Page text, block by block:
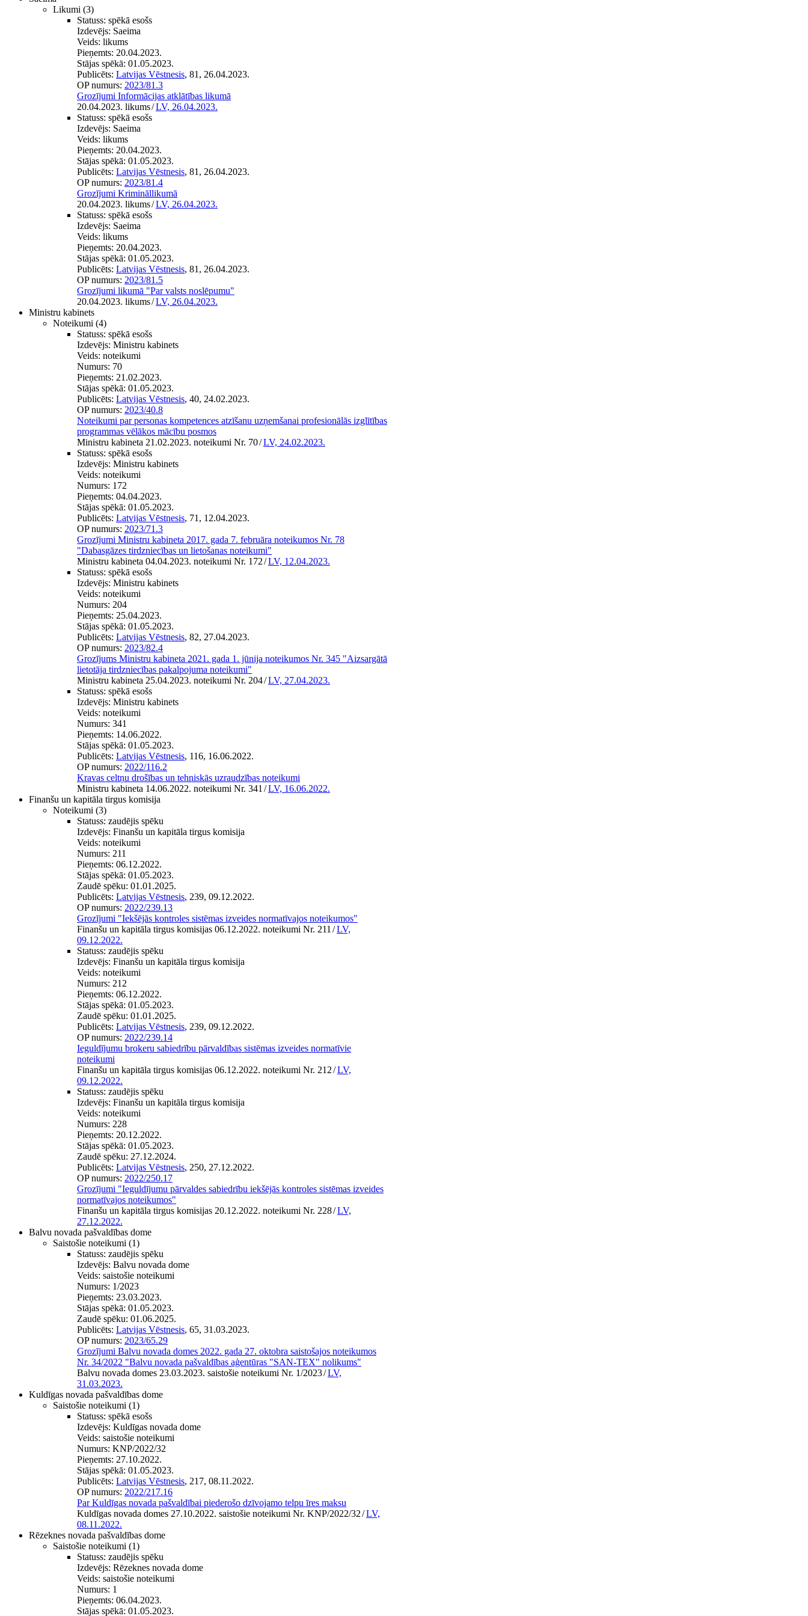
Likumi (3)
Statuss: spēkā esošs
Izdevējs: Saeima
Veids: likums
Pieņemts: 20.04.2023.
Stājas spēkā: 01.05.2023.
Publicēts: Latvijas Vēstnesis, 81, 26.04.2023.
OP numurs: 2023/81.3
Grozījumi Informācijas atklātības likumā
20.04.2023. likums/LV, 26.04.2023.
Statuss: spēkā esošs
Izdevējs: Saeima
Veids: likums
Pieņemts: 20.04.2023.
Stājas spēkā: 01.05.2023.
Publicēts: Latvijas Vēstnesis, 81, 26.04.2023.
OP numurs: 2023/81.4
Grozījumi Krimināllikumā
20.04.2023. likums/LV, 26.04.2023.
Statuss: spēkā esošs
Izdevējs: Saeima
Veids: likums
Pieņemts: 20.04.2023.
Stājas spēkā: 01.05.2023.
Publicēts: Latvijas Vēstnesis, 81, 26.04.2023.
OP numurs: 2023/81.5
Grozījumi likumā "Par valsts noslēpumu"
20.04.2023. likums/LV, 26.04.2023.
Ministru kabinets
Noteikumi (4)
Statuss: spēkā esošs
Izdevējs: Ministru kabinets
Veids: noteikumi
Numurs: 70
Pieņemts: 21.02.2023.
Stājas spēkā: 01.05.2023.
Publicēts: Latvijas Vēstnesis, 40, 24.02.2023.
OP numurs: 2023/40.8
Noteikumi par personas kompetences atzīšanu uzņemšanai profesionālās izglītības
programmas vēlākos mācību posmos
Ministru kabineta 21.02.2023. noteikumi Nr. 70/LV, 24.02.2023.
Statuss: spēkā esošs
Izdevējs: Ministru kabinets
Veids: noteikumi
Numurs: 172
Pieņemts: 04.04.2023.
Stājas spēkā: 01.05.2023.
Publicēts: Latvijas Vēstnesis, 71, 12.04.2023.
OP numurs: 2023/71.3
Grozījumi Ministru kabineta 2017. gada 7. februāra noteikumos Nr. 78
"Dabasgāzes tirdzniecības un lietošanas noteikumi"
Ministru kabineta 04.04.2023. noteikumi Nr. 172/LV, 12.04.2023.
Statuss: spēkā esošs
Izdevējs: Ministru kabinets
Veids: noteikumi
Numurs: 204
Pieņemts: 25.04.2023.
Stājas spēkā: 01.05.2023.
Publicēts: Latvijas Vēstnesis, 82, 27.04.2023.
OP numurs: 2023/82.4
Grozījums Ministru kabineta 2021. gada 1. jūnija noteikumos Nr. 345 "Aizsargātā
lietotāja tirdzniecības pakalpojuma noteikumi"
Ministru kabineta 25.04.2023. noteikumi Nr. 204/LV, 27.04.2023.
Statuss: spēkā esošs
Izdevējs: Ministru kabinets
Veids: noteikumi
Numurs: 341
Pieņemts: 14.06.2022.
Stājas spēkā: 01.05.2023.
Publicēts: Latvijas Vēstnesis, 116, 16.06.2022.
OP numurs: 2022/116.2
Kravas celtņu drošības un tehniskās uzraudzības noteikumi
Ministru kabineta 14.06.2022. noteikumi Nr. 341 /LV, 16.06.2022.
Finanšu un kapitāla tirgus komisija
Noteikumi (3)
Statuss: zaudējis spēku
Izdevējs: Finanšu un kapitāla tirgus komisija
Veids: noteikumi
Numurs: 211
Pieņemts: 06.12.2022.
Stājas spēkā: 01.05.2023.
Zaudē spēku: 01.01.2025.
Publicēts: Latvijas Vēstnesis, 239, 09.12.2022.
OP numurs: 2022/239.13
Grozījumi "Iekšējās kontroles sistēmas izveides normatīvajos noteikumos"
Finanšu un kapitāla tirgus komisijas 06.12.2022. noteikumi Nr. 211 /LV,
09.12.2022.
Statuss: zaudējis spēku
Izdevējs: Finanšu un kapitāla tirgus komisija
Veids: noteikumi
Numurs: 212
Pieņemts: 06.12.2022.
Stājas spēkā: 01.05.2023.
Zaudē spēku: 01.01.2025.
Publicēts: Latvijas Vēstnesis, 239, 09.12.2022.
OP numurs: 2022/239.14
Ieguldījumu brokeru sabiedrību pārvaldības sistēmas izveides normatīvie
noteikumi
Finanšu un kapitāla tirgus komisijas 06.12.2022. noteikumi Nr. 212/LV,
09.12.2022.
Statuss: zaudējis spēku
Izdevējs: Finanšu un kapitāla tirgus komisija
Veids: noteikumi
Numurs: 228
Pieņemts: 20.12.2022.
Stājas spēkā: 01.05.2023.
Zaudē spēku: 27.12.2024.
Publicēts: Latvijas Vēstnesis, 250, 27.12.2022.
OP numurs: 2022/250.17
Grozījumi "Ieguldījumu pārvaldes sabiedrību iekšējās kontroles sistēmas izveides
normatīvajos noteikumos"
Finanšu un kapitāla tirgus komisijas 20.12.2022. noteikumi Nr. 228/LV,
27.12.2022.
Balvu novada pašvaldības dome
Saistošie noteikumi (1)
Statuss: zaudējis spēku
Izdevējs: Balvu novada dome
Veids: saistošie noteikumi
Numurs: 1/2023
Pieņemts: 23.03.2023.
Stājas spēkā: 01.05.2023.
Zaudē spēku: 01.06.2025.
Publicēts: Latvijas Vēstnesis, 65, 31.03.2023.
OP numurs: 2023/65.29
Grozījumi Balvu novada domes 2022. gada 27. oktobra saistošajos noteikumos
Nr. 34/2022 "Balvu novada pašvaldības aģentūras "SAN-TEX" nolikums"
Balvu novada domes 23.03.2023. saistošie noteikumi Nr. 1/2023/LV,
31.03.2023.
Kuldīgas novada pašvaldības dome
Saistošie noteikumi (1)
Statuss: spēkā esošs
Izdevējs: Kuldīgas novada dome
Veids: saistošie noteikumi
Numurs: KNP/2022/32
Pieņemts: 27.10.2022.
Stājas spēkā: 01.05.2023.
Publicēts: Latvijas Vēstnesis, 217, 08.11.2022.
OP numurs: 2022/217.16
Par Kuldīgas novada pašvaldībai piederošo dzīvojamo telpu īres maksu
Kuldīgas novada domes 27.10.2022. saistošie noteikumi Nr. KNP/2022/32/LV,
08.11.2022.
Rēzeknes novada pašvaldības dome
Saistošie noteikumi (1)
Statuss: zaudējis spēku
Izdevējs: Rēzeknes novada dome
Veids: saistošie noteikumi
Numurs: 1
Pieņemts: 06.04.2023.
Stājas spēkā: 01.05.2023.